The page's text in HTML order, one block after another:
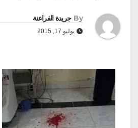
By جريدة الفراعنة
يوليو 17, 2015